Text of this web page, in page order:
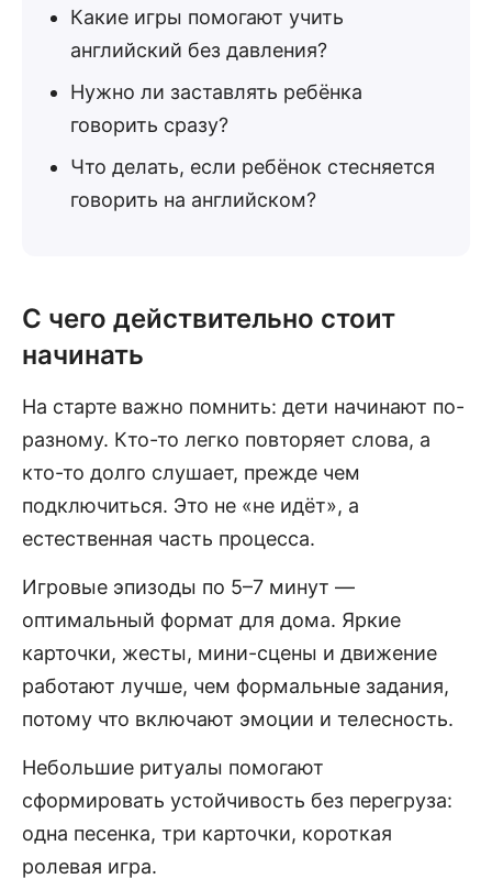
Какие игры помогают учить
английский без давления?
Нужно ли заставлять ребёнка
говорить сразу?
Что делать, если ребёнок стесняется
говорить на английском?
С чего действительно стоит
начинать
На старте важно помнить: дети начинают по-
разному. Кто-то легко повторяет слова, а
кто-то долго слушает, прежде чем
подключиться. Это не «не идёт», а
естественная часть процесса.
Игровые эпизоды по 5–7 минут —
оптимальный формат для дома. Яркие
карточки, жесты, мини-сцены и движение
работают лучше, чем формальные задания,
потому что включают эмоции и телесность.
Небольшие ритуалы помогают
сформировать устойчивость без перегруза:
одна песенка, три карточки, короткая
ролевая игра.